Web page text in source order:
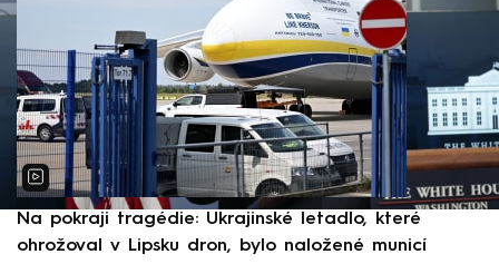
Na pokraji tragédie: Ukrajinské letadlo, které
ohrožoval v Lipsku dron, bylo naložené municí